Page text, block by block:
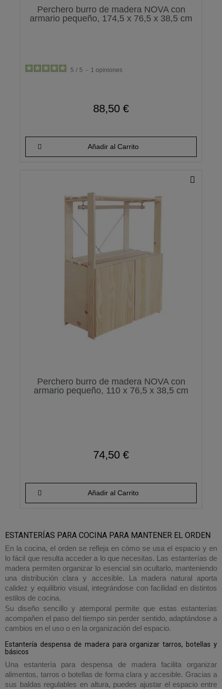
Perchero burro de madera NOVA con
armario pequeño, 174,5 x 76,5 x 38,5 cm
5 / 5 - 1 opiniones
88,50 €
Añadir al Carrito
Perchero burro de madera NOVA con
armario pequeño, 110 x 76,5 x 38,5 cm
74,50 €
Añadir al Carrito
ESTANTERÍAS PARA COCINA PARA MANTENER EL ORDEN
En la cocina, el orden se refleja en cómo se usa el espacio y en
lo fácil que resulta acceder a lo que necesitas. Las estanterías de
madera permiten organizar lo esencial sin ocultarlo, manteniendo
una distribución clara y accesible. La madera natural aporta
calidez y equilibrio visual, integrándose con facilidad en distintos
estilos de cocina.
Su diseño sencillo y atemporal permite que estas estanterías
acompañen el paso del tiempo sin perder sentido, adaptándose a
cambios en el uso o en la organización del espacio.
Estantería despensa de madera para organizar tarros, botellas y
básicos
Una estantería para despensa de madera facilita organizar
alimentos, tarros o botellas de forma clara y accesible. Gracias a
sus baldas regulables en altura, puedes ajustar el espacio entre